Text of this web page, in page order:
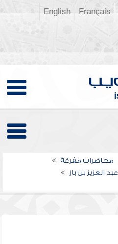
Français
English
محاضرات مفرغة
عبد العزيز بن باز